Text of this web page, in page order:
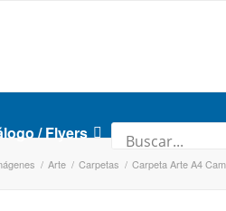
/ Flyers
/ Arte / Carpetas / Carpeta Arte A4